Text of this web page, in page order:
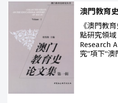
澳門教育
《澳門教
點研究領
Research
究”項下“